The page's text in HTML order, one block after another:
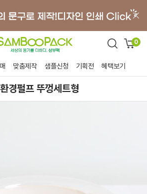
0
맞춤제작 샘플신청 기획전 혜택보기
경펄프 뚜껑세트형